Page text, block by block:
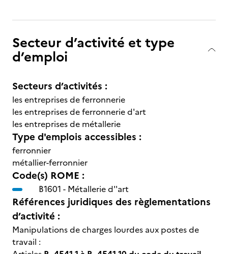
Secteur d’activité et type
d’emploi
Secteurs d’activités :
les entreprises de ferronnerie
les entreprises de ferronnerie d'art
les entreprises de métallerie
Type d'emplois accessibles :
ferronnier
métallier-ferronnier
Code(s) ROME :
B1601 - Métallerie d''art
Références juridiques des règlementations
d’activité :
Manipulations de charges lourdes aux postes de
travail :